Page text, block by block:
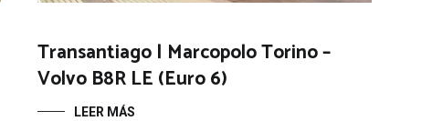
Transantiago | Marcopolo Torino –
Volvo B8R LE (Euro 6)
LEER MÁS